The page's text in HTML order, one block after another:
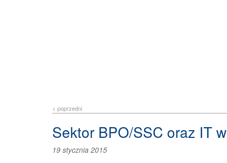
< poprzedni
Sektor BPO/SSC oraz IT
19 stycznia 2015